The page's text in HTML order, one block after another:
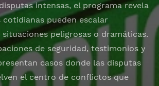
intensas, el programa revela
pueden escalar
peligrosas o dramáticas.
de seguridad, testimonios y
casos donde las disputas
el centro de conflictos que